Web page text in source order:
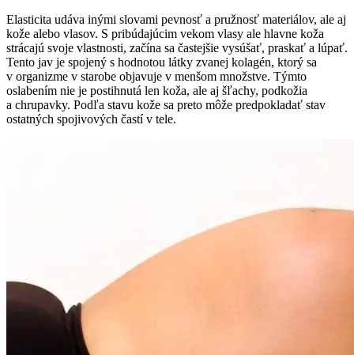
Elasticita udáva inými slovami pevnosť a pružnosť materiálov, ale aj
kože alebo vlasov. S pribúdajúcim vekom vlasy ale hlavne koža
strácajú svoje vlastnosti, začína sa častejšie vysúšať, praskať a lúpať.
Tento jav je spojený s hodnotou látky zvanej kolagén, ktorý sa
v organizme v starobe objavuje v menšom množstve. Týmto
oslabením nie je postihnutá len koža, ale aj šľachy, podkožia
a chrupavky. Podľa stavu kože sa preto môže predpokladať stav
ostatných spojivových častí v tele.